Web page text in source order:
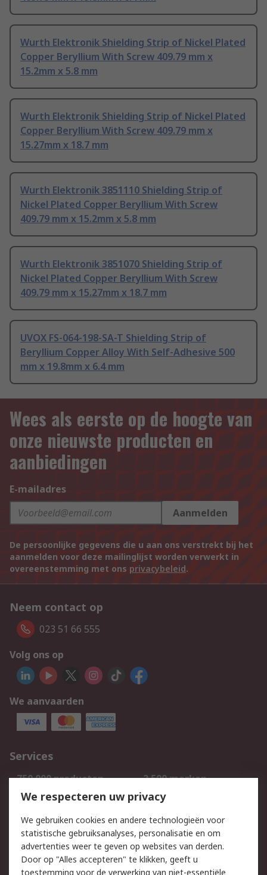
Wurth Elektronik Shielding Strip of Nickel Plated
Copper Beryllium With Screw 409.79 mm x
15.2mm x 5.8 mm
Wurth Elektronik Shielding Strip of Nickel Plated
Copper Beryllium With Screw 409.79 mm x
15.27mm x 18.7 mm
Wurth Elektronik 3851110 Shielding Strip of
Nickel Plated Copper Beryllium With Screw
409.79 mm x 15.2mm x 5.8 mm
Wurth Elektronik 3851070 Shielding Strip of
Nickel Plated Copper Beryllium With Screw
409.79 mm x 15.27mm x 18.7 mm
UVOX FS-064-198-SA-T Shielding Strip of
Beryllium Copper Alloy With Self-Adhesive 500
mm x 19.8mm x 6.4 mm
Wees als eerste op de hoogte van
onze nieuwste producten en
aanbiedingen
E-mailadres
Aanmelden
De persoonlijke gegevens die u aan ons verstrekt bij het
aanmelden voor deze mailinglijst worden verwerkt in
overeenstemming met ons privacybeleid.
Neem contact op
023 51 66 555
Volg ons op
We aanvaarden
Services
750.000 producten
2.500 merken
Bestellen
Inkoopoplossingen
Track & Trace
Wettelijk
We respecteren uw privacy
We gebruiken cookies en andere technologieën voor
statistische gebruiksanalyses, personalisatie en om
advertenties weer te geven op websites van derden.
Door op "Alles accepteren" te klikken, geeft u
toestemming voor de verwerking van niet-essentiële